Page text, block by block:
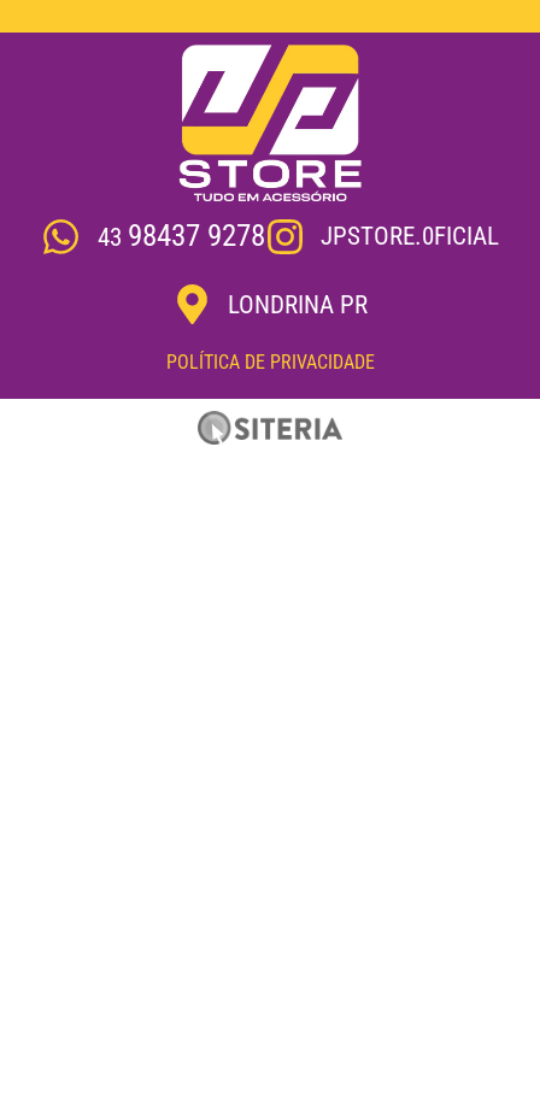
43 98437 9278 JPSTORE.0FICIAL
LONDRINA PR
POLÍTICA DE PRIVACIDADE